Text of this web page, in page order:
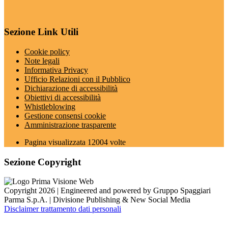
Sezione Link Utili
Cookie policy
Note legali
Informativa Privacy
Ufficio Relazioni con il Pubblico
Dichiarazione di accessibilità
Obiettivi di accessibilità
Whistleblowing
Gestione consensi cookie
Amministrazione trasparente
Pagina visualizzata 12004 volte
Sezione Copyright
Copyright 2026 | Engineered and powered by Gruppo Spaggiari
Parma S.p.A. | Divisione Publishing & New Social Media
Disclaimer trattamento dati personali